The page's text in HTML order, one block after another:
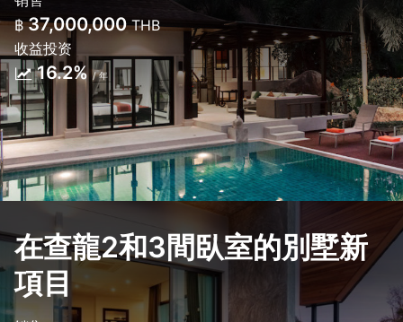
฿ 37,000,000THB
收益投资
16.2%/ 年
在查龍2和3間臥室的別墅新
項目